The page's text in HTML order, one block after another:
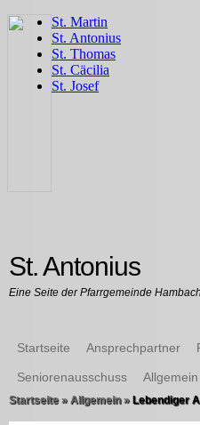
St. Antonius
Eine Seite der Pfarrgemeinde Hambach
Startseite Ansprechpartner
Seniorenausschuss Allgemein
Startseite » Allgemein »Lebendiger